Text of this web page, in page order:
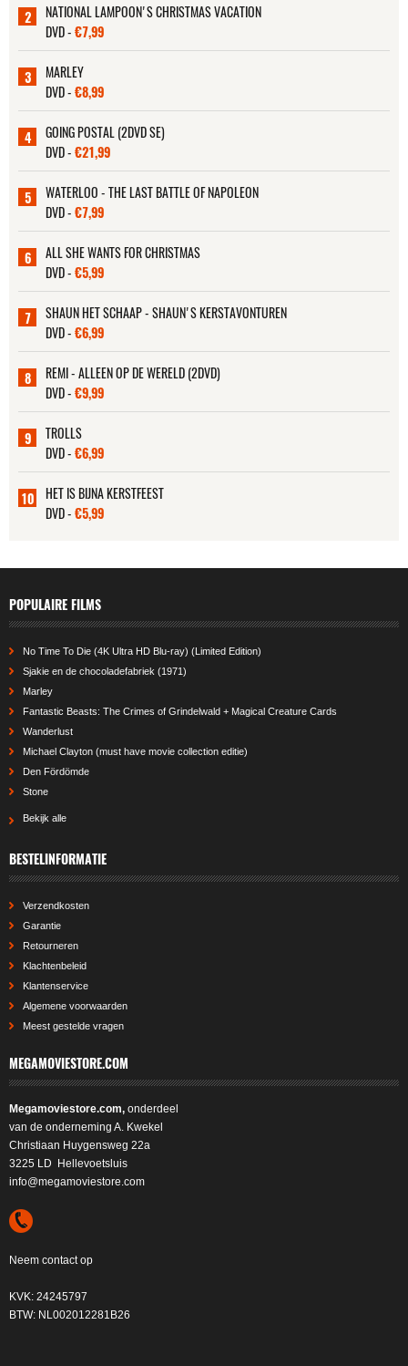
2
NATIONAL LAMPOON'S CHRISTMAS VACATION
DVD -€7,99
3
MARLEY
DVD -€8,99
4
GOING POSTAL (2DVD SE)
DVD -€21,99
5
WATERLOO - THE LAST BATTLE OF NAPOLEON
DVD -€7,99
6
ALL SHE WANTS FOR CHRISTMAS
DVD -€5,99
7
SHAUN HET SCHAAP - SHAUN'S KERSTAVONTUREN
DVD -€6,99
8
REMI - ALLEEN OP DE WERELD (2DVD)
DVD -€9,99
9
TROLLS
DVD -€6,99
10
HET IS BIJNA KERSTFEEST
DVD -€5,99
POPULAIRE FILMS
No Time To Die (4K Ultra HD Blu-ray) (Limited Edition)
Sjakie en de chocoladefabriek (1971)
Marley
Fantastic Beasts: The Crimes of Grindelwald + Magical Creature Cards
Wanderlust
Michael Clayton (must have movie collection editie)
Den Fördömde
Stone
Bekijk alle
BESTELINFORMATIE
Verzendkosten
Garantie
Retourneren
Klachtenbeleid
Klantenservice
Algemene voorwaarden
Meest gestelde vragen
MEGAMOVIESTORE.COM
Megamoviestore.com, onderdeel
van de onderneming A. Kwekel
Christiaan Huygensweg 22a
3225 LD Hellevoetsluis
info@megamoviestore.com
Neem contact op
KVK: 24245797
BTW: NL002012281B26